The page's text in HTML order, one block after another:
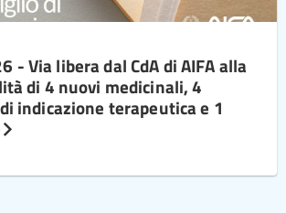
Via libera dal CdA di AIFA alla
di 4 nuovi medicinali, 4
indicazione terapeutica e 1